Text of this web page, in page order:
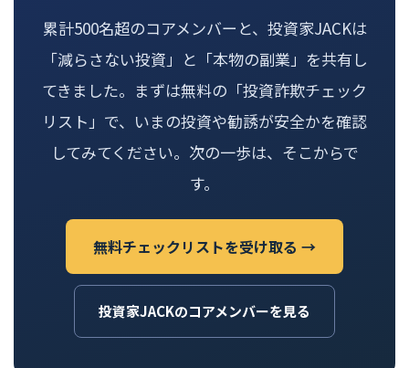
累計500名超のコアメンバーと、投資家JACKは
「減らさない投資」と「本物の副業」を共有し
てきました。まずは無料の「投資詐欺チェック
リスト」で、いまの投資や勧誘が安全かを確認
してみてください。次の一歩は、そこからで
す。
無料チェックリストを受け取る →
投資家JACKのコアメンバーを見る